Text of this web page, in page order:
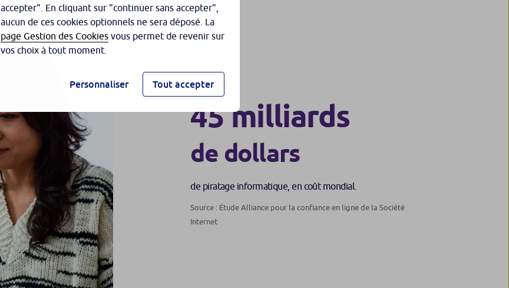
En 2018,
45 milliards
de dollars
de piratage informatique, en coût mondial.
Source : Étude Alliance pour la confiance en ligne de la Société
Internet
accepter". En cliquant sur "continuer sans accepter",
aucun de ces cookies optionnels ne sera déposé. La
page Gestion des Cookies vous permet de revenir sur
vos choix à tout moment.
Personnaliser Tout accepter